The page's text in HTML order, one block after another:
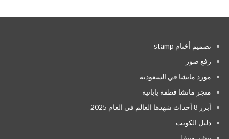
تصميم أختام stamp
رفع صور
مورد ماتشا في السعودية
متجر ماتشا قطفة يابانية
أبرز 8 أحداث شهدها العالم في العام 2025
دليل الكويت